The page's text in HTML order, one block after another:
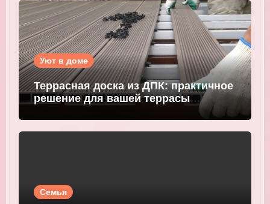
Уют в доме
Террасная доска из ДПК: практичное
решение для вашей террасы
Семья